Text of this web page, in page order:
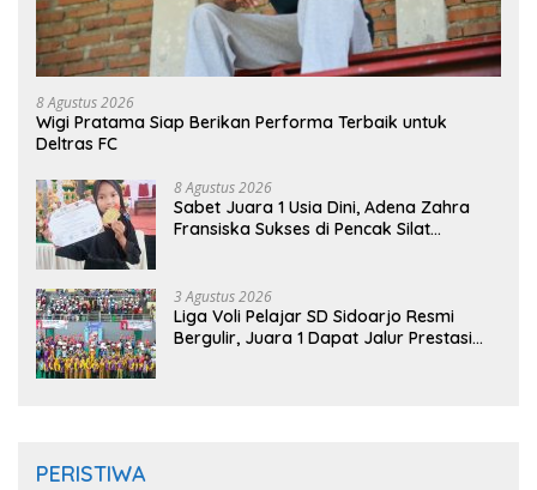
8 Agustus 2026
Wigi Pratama Siap Berikan Performa Terbaik untuk
Deltras FC
8 Agustus 2026
Sabet Juara 1 Usia Dini, Adena Zahra
Fransiska Sukses di Pencak Silat
3 Agustus 2026
Liga Voli Pelajar SD Sidoarjo Resmi
Bergulir, Juara 1 Dapat Jalur Prestasi
PERISTIWA